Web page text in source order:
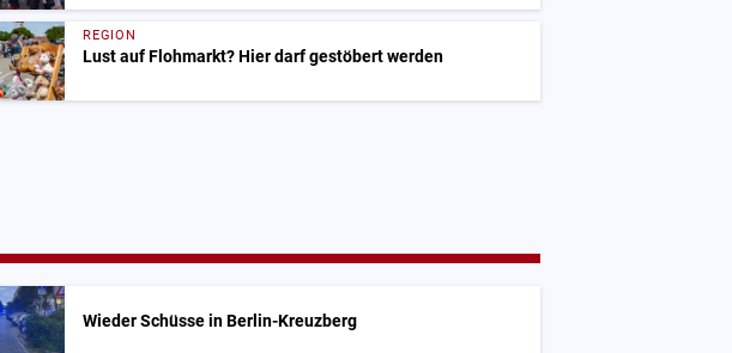
REGION
Lust auf Flohmarkt? Hier darf gestöbert werden
Wieder Schüsse in Berlin-Kreuzberg